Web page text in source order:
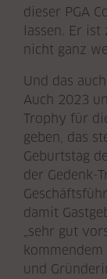
dieser PGA
lassen. Er
nicht ganz
Und das
Auch 2023
Trophy für
geben, das
Geburtstag
der Gedenk-
damit
„sehr gut
und